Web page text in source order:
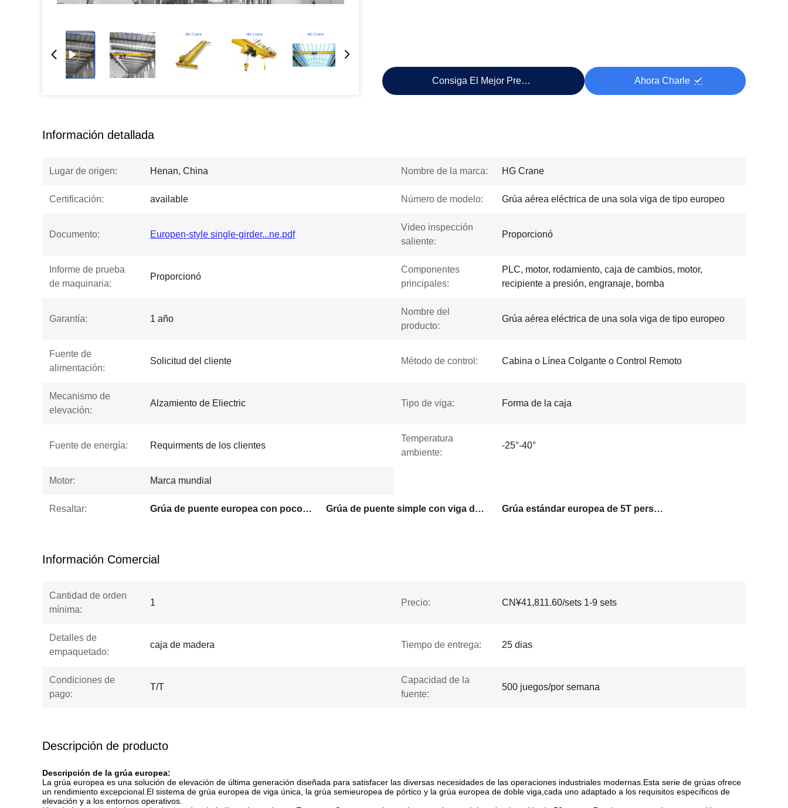
Consiga El Mejor Precio Ahora Charle
Información detallada
Lugar de origen: Henan, China Nombre de la marca: HG Crane
Certificación: available Número de modelo: Grúa aérea eléctrica de una sola viga de tipo europeo
Documento: Europen-style single-girder...ne.pdf
Video inspección
saliente:
Proporcionó
Informe de prueba
de maquinaria:
Proporcionó
Componentes
principales:
PLC, motor, rodamiento, caja de cambios, motor,
recipiente a presión, engranaje, bomba
Garantía: 1 año
Nombre del
producto:
Grúa aérea eléctrica de una sola viga de tipo europeo
Fuente de
alimentación:
Solicitud del cliente Método de control: Cabina o Línea Colgante o Control Remoto
Mecanismo de
elevación:
Alzamiento de Eliectric Tipo de viga: Forma de la caja
Fuente de energía: Requirments de los clientes
Temperatura
ambiente:
-25°-40°
Motor: Marca mundial
Resaltar: Grúa de puente europea con poco espacio para la cabeza Grúa de puente simple con viga de caja Grúa estándar europea de 5T personalizada
Información Comercial
Cantidad de orden
mínima:
1 Precio: CN¥41,811.60/sets 1-9 sets
Detalles de
empaquetado:
caja de madera Tiempo de entrega: 25 dias
Condiciones de
pago:
T/T
Capacidad de la
fuente:
500 juegos/por semana
Descripción de producto
Descripción de la grúa europea:
La grúa europea es una solución de elevación de última generación diseñada para satisfacer las diversas necesidades de las operaciones industriales modernas.Esta serie de grúas ofrece
un rendimiento excepcional.El sistema de grúa europea de viga única, la grúa semieuropea de pórtico y la grúa europea de doble viga,cada uno adaptado a los requisitos específicos de
elevación y a los entornos operativos.